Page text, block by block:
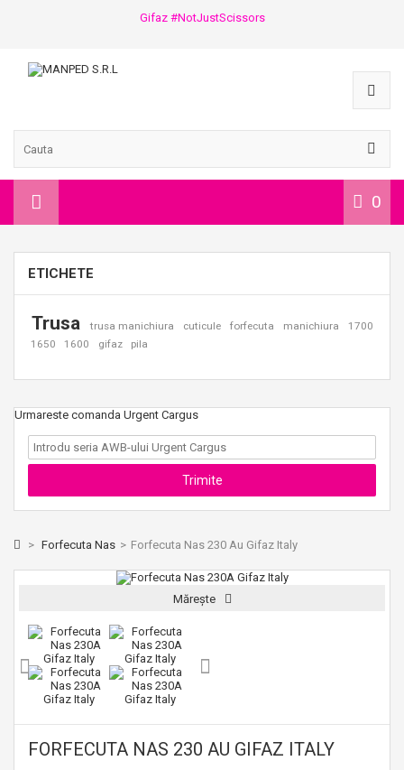
Gifaz #NotJustScissors
0
ETICHETE
Trusa trusa manichiura cuticule forfecuta manichiura
1700
1650
1600 gifaz pila
Urmareste comanda Urgent Cargus
> Forfecuta Nas > Forfecuta Nas 230 Au Gifaz Italy
Mărește
FORFECUTA NAS 230 AU GIFAZ ITALY